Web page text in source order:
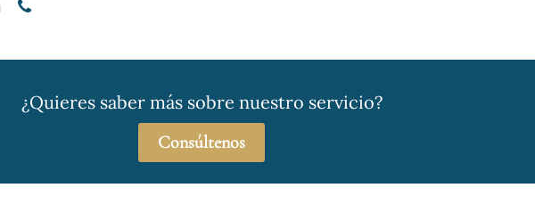
¿Quieres saber más sobre nuestro servicio?
Consúltenos